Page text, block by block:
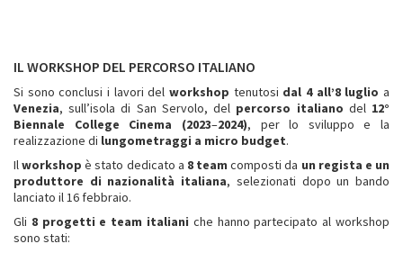
IL WORKSHOP DEL PERCORSO ITALIANO
Si sono conclusi i lavori del workshop tenutosi dal 4 all’8 luglio a
Venezia, sull’isola di San Servolo, del percorso italiano del 12°
Biennale College Cinema (2023–2024), per lo sviluppo e la
realizzazione di lungometraggi a micro budget.
Ilworkshop è stato dedicato a 8 team composti da un regista e un
produttore di nazionalità italiana, selezionati dopo un bando
lanciato il 16 febbraio.
Gli 8 progetti e team italiani che hanno partecipato al workshop
sono stati: